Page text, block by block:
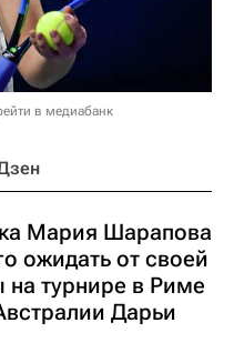
в медиабанк
Мария Шарапова
ожидать от своей
турнире в Риме
Дарьи